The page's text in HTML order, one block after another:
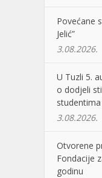
Povećane
Jelić”
3.08.2026.
U Tuzli 5.
o dodjeli
3.08.2026.
Otvorene
Fondacije
godinu